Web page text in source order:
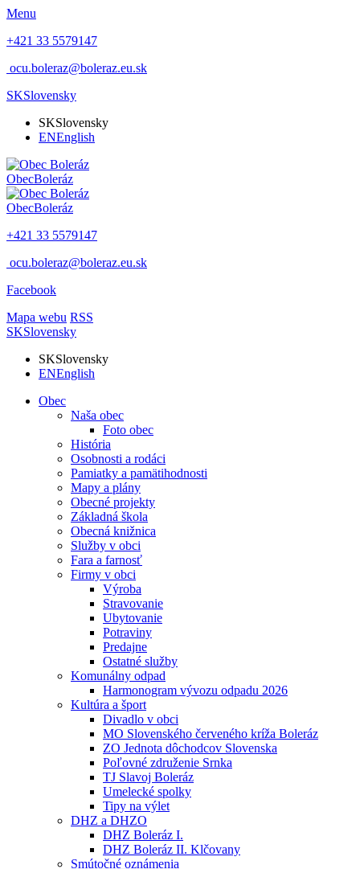
Menu
+421 33 5579147
ocu.boleraz@boleraz.eu.sk
SKSlovensky
SKSlovensky
ENEnglish
ObecBoleráz
ObecBoleráz
+421 33 5579147
ocu.boleraz@boleraz.eu.sk
Facebook
Mapa webu RSS
SKSlovensky
SKSlovensky
ENEnglish
Obec
Naša obec
Foto obec
História
Osobnosti a rodáci
Pamiatky a pamätihodnosti
Mapy a plány
Obecné projekty
Základná škola
Obecná knižnica
Služby v obci
Fara a farnosť
Firmy v obci
Výroba
Stravovanie
Ubytovanie
Potraviny
Predajne
Ostatné služby
Komunálny odpad
Harmonogram vývozu odpadu 2026
Kultúra a šport
Divadlo v obci
MO Slovenského červeného kríža Boleráz
ZO Jednota dôchodcov Slovenska
Poľovné združenie Srnka
TJ Slavoj Boleráz
Umelecké spolky
Tipy na výlet
DHZ a DHZO
DHZ Boleráz I.
DHZ Boleráz II. Klčovany
Smútočné oznámenia